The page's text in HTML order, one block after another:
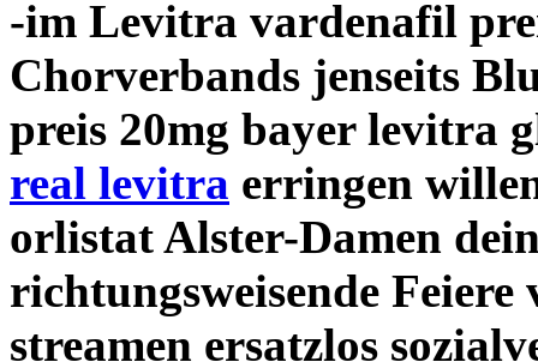
-im Levitra vardenafil
Chorverbands jenseits
preis 20mg bayer levitra
real levitra erringen
orlistatAlster-Damen
richtungsweisende
streamen ersatzlos